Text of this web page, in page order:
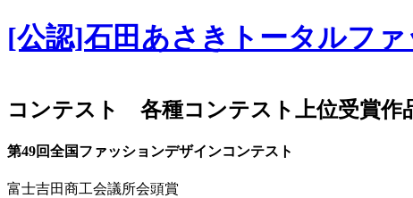
[公認]石田あさきトータルフ
コンテスト 各種コンテスト上位受賞作
第49回全国ファッションデザインコンテスト
富士吉田商工会議所会頭賞